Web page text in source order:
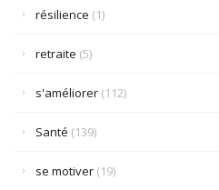
résilience (1)
retraite (5)
s'améliorer (112)
Santé (139)
se motiver (19)